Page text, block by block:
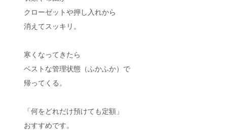
クローゼットや押し入れから
消えてスッキリ。
寒くなってきたら
ベストな管理状態（ふかふか）で
帰ってくる。
「何をどれだけ預けても定額」
おすすめです。